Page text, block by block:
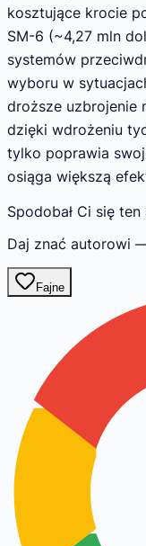
kosztujące krocie
SM-6 (~4,27 mln
systemów
wyboru w
droższe uzbrojenie
dzięki wdrożeniu
tylko poprawia
osiąga większą
Spodobał Ci się ten
Daj znać autorowi
Fajne